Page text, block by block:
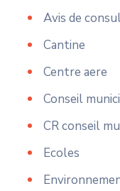
Avis de
Cantine
Centre aere
Conseil
CR conseil
Ecoles